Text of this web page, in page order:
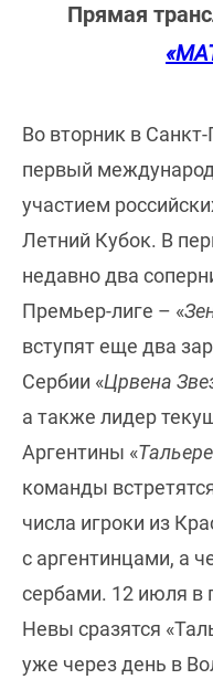
Прямая
Во вторник в
первый
участием
Летний Кубок. В
недавно два
Премьер-лиге – «
вступят еще два
Сербии «Црвена
а также лидер
Аргентины «
команды
числа игроки из
с аргентинцами, а
сербами. 12 июля в
Невы сразятся
уже через день в